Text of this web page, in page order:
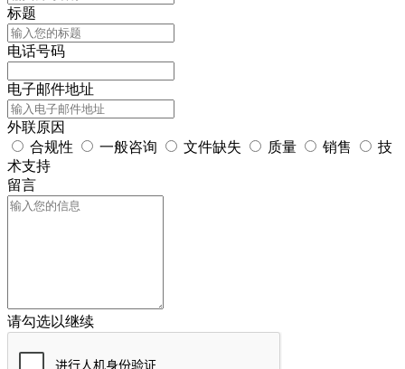
标题
电话号码
电子邮件地址
外联原因
合规性
一般咨询 文件缺失 质量 销售
技
术支持
留言
请勾选以继续